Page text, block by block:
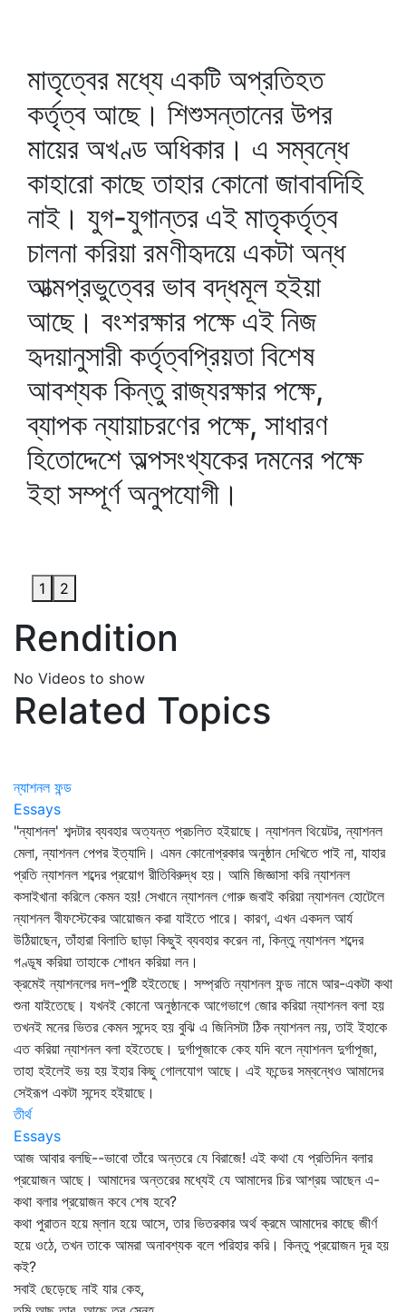
মাতৃত্বের মধ্যে একটি অপ্রতিহত
কর্তৃত্ব আছে। শিশুসন্তানের উপর
মায়ের অখণ্ড অধিকার। এ সম্বন্ধে
কাহারো কাছে তাহার কোনো জাবাবদিহি
নাই। যুগ-যুগান্তর এই মাতৃকর্তৃত্ব
চালনা করিয়া রমণীহৃদয়ে একটা অন্ধ
আত্মপ্রভুত্বের ভাব বদ্ধমূল হইয়া
আছে। বংশরক্ষার পক্ষে এই নিজ
হৃদয়ানুসারী কর্তৃত্বপ্রিয়তা বিশেষ
আবশ্যক কিন্তু রাজ্যরক্ষার পক্ষে,
ব্যাপক ন্যায়াচরণের পক্ষে, সাধারণ
হিতোদ্দেশে অল্পসংখ্যকের দমনের পক্ষে
ইহা সম্পূর্ণ অনুপযোগী।
1 2
Rendition
No Videos to show
Related Topics
ন্যাশনল ফন্ড
Essays
"ন্যাশনল' শব্দটার ব্যবহার অত্যন্ত প্রচলিত হইয়াছে। ন্যাশনল থিয়েটর, ন্যাশনল
মেলা, ন্যাশনল পেপর ইত্যাদি। এমন কোনোপ্রকার অনুষ্ঠান দেখিতে পাই না, যাহার
প্রতি ন্যাশনল শব্দের প্রয়োগ রীতিবিরুদ্ধ হয়। আমি জিজ্ঞাসা করি ন্যাশনল
কসাইখানা করিলে কেমন হয়! সেখানে ন্যাশনল গোরু জবাই করিয়া ন্যাশনল হোটেলে
ন্যাশনল বীফস্টেকের আয়োজন করা যাইতে পারে। কারণ, এখন একদল আর্য
উঠিয়াছেন, তাঁহারা বিলাতি ছাড়া কিছুই ব্যবহার করেন না, কিন্তু ন্যাশনল শব্দের
গণ্ডূষ করিয়া তাহাকে শোধন করিয়া লন।
ক্রমেই ন্যাশনলের দল-পুষ্টি হইতেছে। সম্প্রতি ন্যাশনল ফন্ড নামে আর-একটা কথা
শুনা যাইতেছে। যখনই কোনো অনুষ্ঠানকে আগেভাগে জোর করিয়া ন্যাশনল বলা হয়
তখনই মনের ভিতর কেমন সন্দেহ হয় বুঝি এ জিনিসটা ঠিক ন্যাশনল নয়, তাই ইহাকে
এত করিয়া ন্যাশনল বলা হইতেছে। দুর্গাপূজাকে কেহ যদি বলে ন্যাশনল দুর্গাপূজা,
তাহা হইলেই ভয় হয় ইহার কিছু গোলযোগ আছে। এই ফন্ডের সম্বন্ধেও আমাদের
সেইরূপ একটা সন্দেহ হইয়াছে।
তীর্থ
Essays
আজ আবার বলছি--ভাবো তাঁরে অন্তরে যে বিরাজে! এই কথা যে প্রতিদিন বলার
প্রয়োজন আছে। আমাদের অন্তরের মধ্যেই যে আমাদের চির আশ্রয় আছেন এ-
কথা বলার প্রয়োজন কবে শেষ হবে?
কথা পুরাতন হয়ে ম্লান হয়ে আসে, তার ভিতরকার অর্থ ক্রমে আমাদের কাছে জীর্ণ
হয়ে ওঠে, তখন তাকে আমরা অনাবশ্যক বলে পরিহার করি। কিন্তু প্রয়োজন দূর হয়
কই?
সবাই ছেড়েছে নাই যার কেহ,